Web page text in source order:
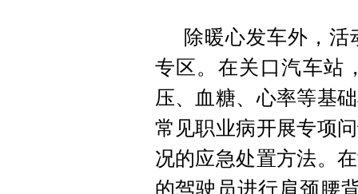
除暖心发车外，
专区。在关口汽车站
压、血糖、心率等基
常见职业病开展专项
况的应急处置方法。
的驾驶员进行肩颈腰